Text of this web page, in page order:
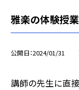
雅楽の体験授
公開日 2024/01/31
講師の先生に直